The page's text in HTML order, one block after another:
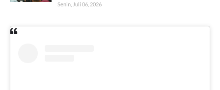
Senin, Juli 06, 2026